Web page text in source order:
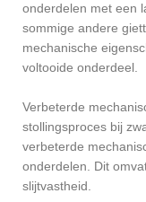
onderdelen met een
sommige andere
mechanische
voltooide onderdeel.
Verbeterde
stollingsproces bij
verbeterde
onderdelen. Dit
slijtvastheid.